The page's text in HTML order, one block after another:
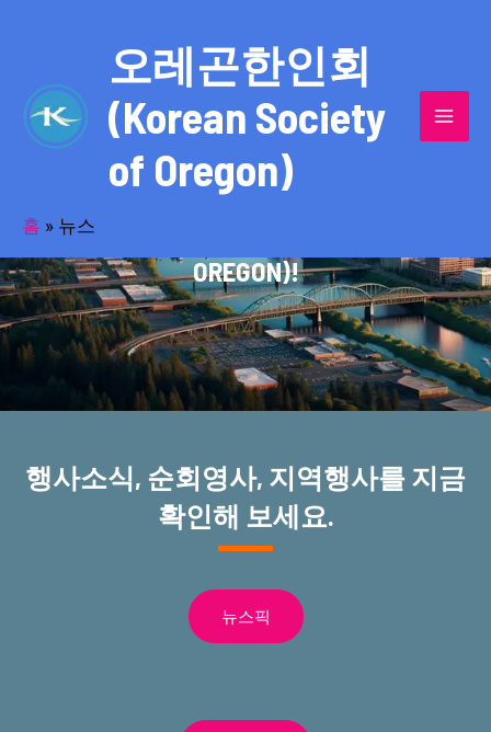
오레곤한인회
(Korean Society
of Oregon)
홈 » 뉴스
반세기의 세월을 품고 동포사회를 섬겨온
오레곤한인회(KOREAN SOCIETY OF
OREGON)!
행사소식, 순회영사, 지역행사를 지금
확인해 보세요.
뉴스픽